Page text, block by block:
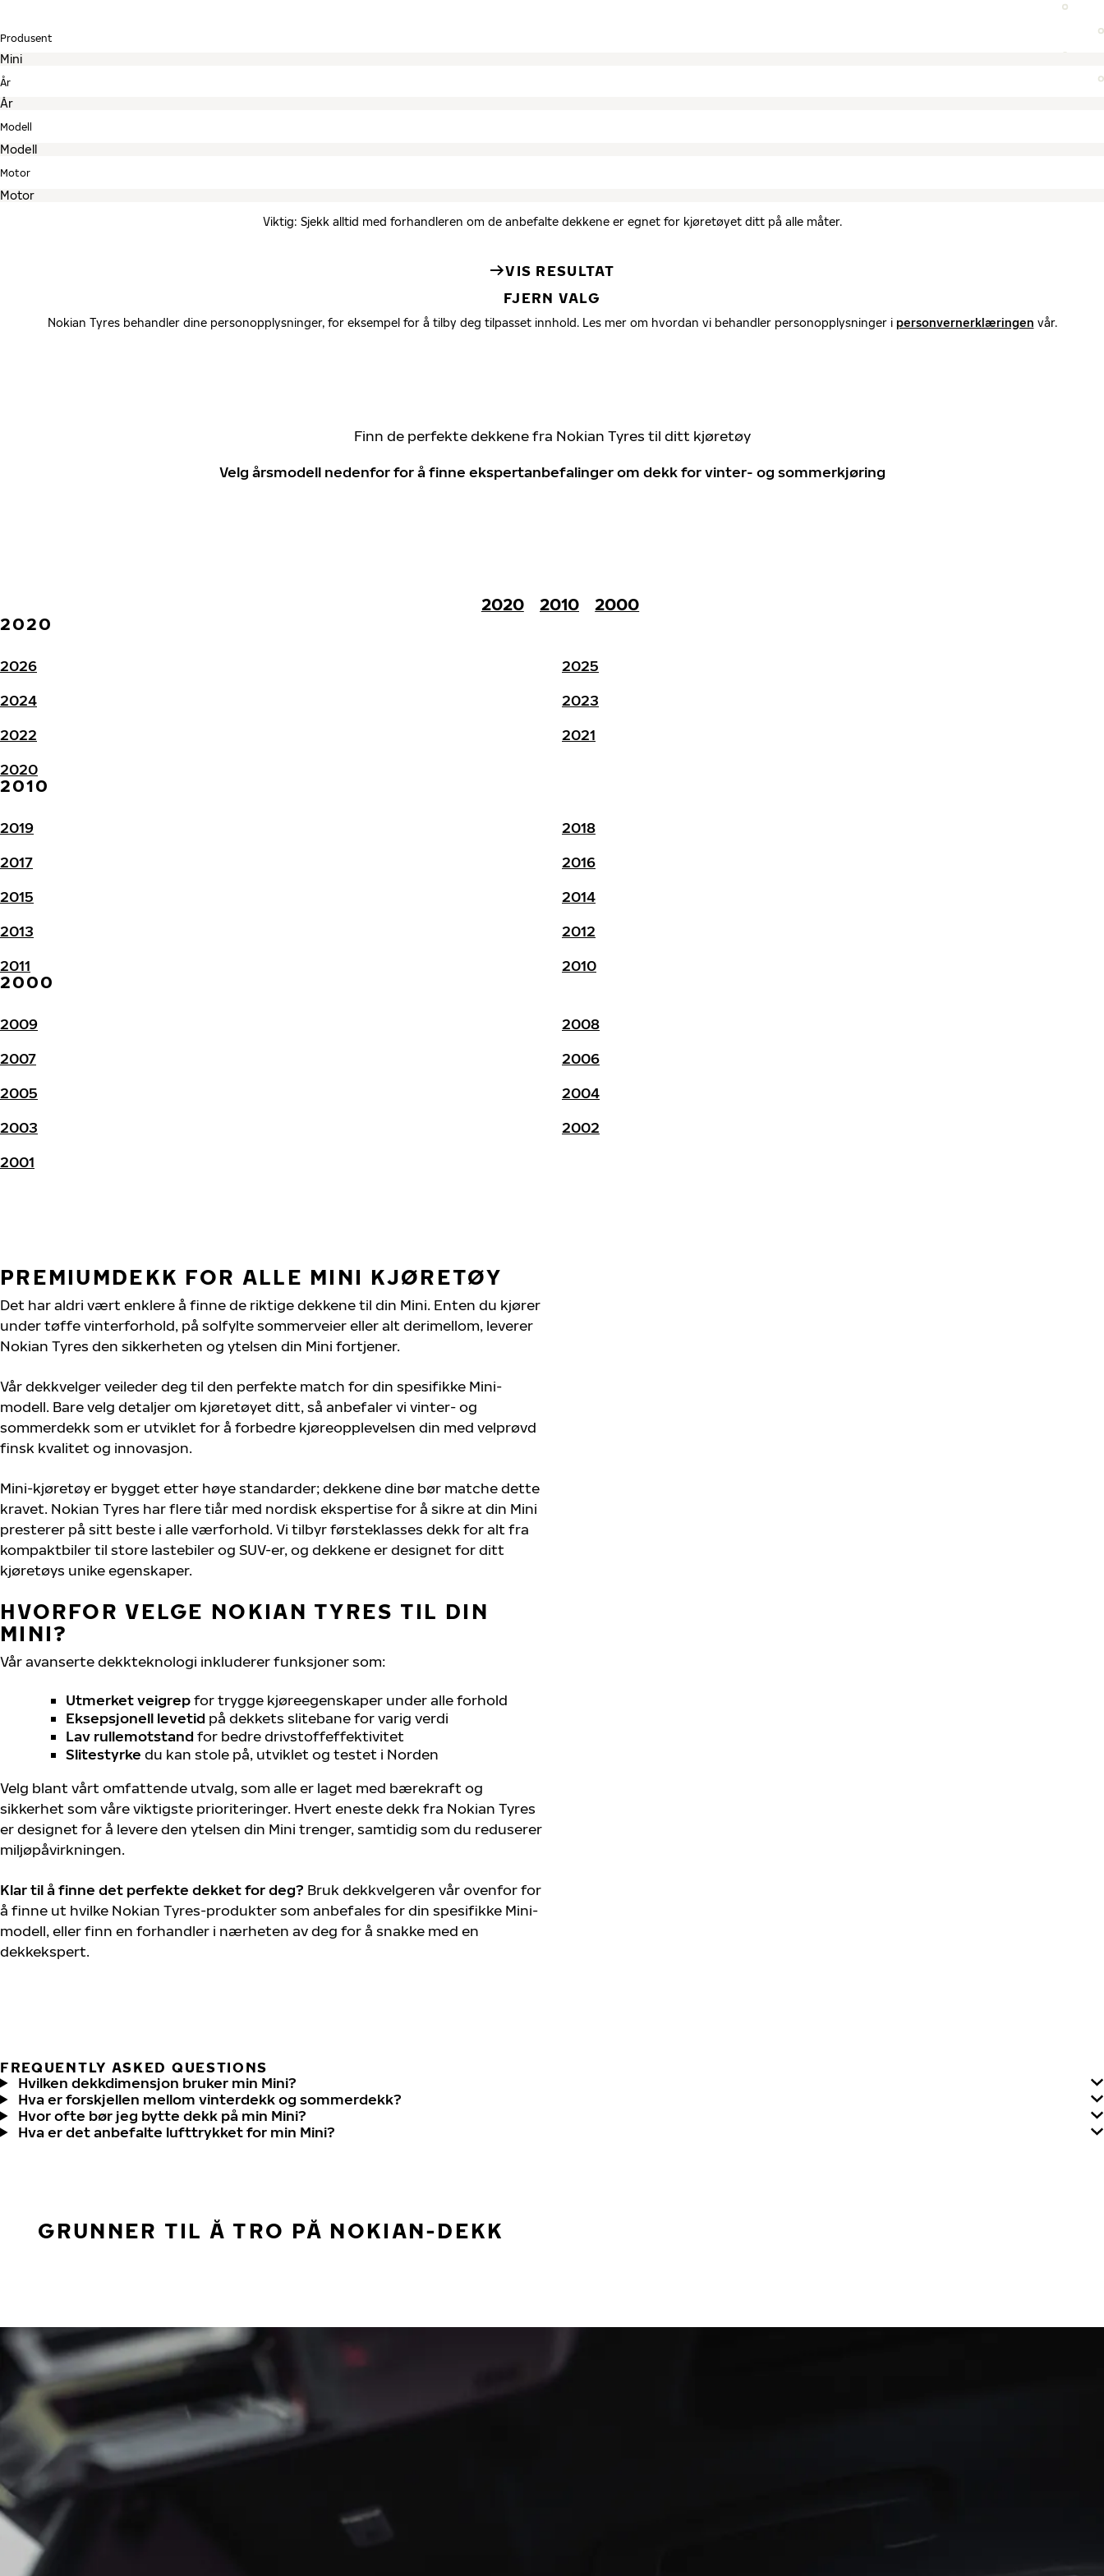
Produsent
År
Modell
Motor
Viktig: Sjekk alltid med forhandleren om de anbefalte dekkene er egnet for kjøretøyet ditt på alle måter.
VIS RESULTAT
FJERN VALG
Nokian Tyres behandler dine personopplysninger, for eksempel for å tilby deg tilpasset innhold. Les mer om hvordan vi behandler personopplysninger i personvernerklæringen vår.
Finn de perfekte dekkene fra Nokian Tyres til ditt kjøretøy
Velg årsmodell nedenfor for å finne ekspertanbefalinger om dekk for vinter- og sommerkjøring
2020 2010
2000
2020
2026
2025
2024
2023
2022
2021
2020
2010
2019
2018
2017
2016
2015
2014
2013
2012
2011
2010
2000
2009
2008
2007
2006
2005
2004
2003
2002
2001
PREMIUMDEKK FOR ALLE MINI KJØRETØY
Det har aldri vært enklere å finne de riktige dekkene til din Mini. Enten du kjører
under tøffe vinterforhold, på solfylte sommerveier eller alt derimellom, leverer
Nokian Tyres den sikkerheten og ytelsen din Mini fortjener.
Vår dekkvelger veileder deg til den perfekte match for din spesifikke Mini-
modell. Bare velg detaljer om kjøretøyet ditt, så anbefaler vi vinter- og
sommerdekk som er utviklet for å forbedre kjøreopplevelsen din med velprøvd
finsk kvalitet og innovasjon.
Mini-kjøretøy er bygget etter høye standarder; dekkene dine bør matche dette
kravet. Nokian Tyres har flere tiår med nordisk ekspertise for å sikre at din Mini
presterer på sitt beste i alle værforhold. Vi tilbyr førsteklasses dekk for alt fra
kompaktbiler til store lastebiler og SUV-er, og dekkene er designet for ditt
kjøretøys unike egenskaper.
HVORFOR VELGE NOKIAN TYRES TIL DIN
MINI?
Vår avanserte dekkteknologi inkluderer funksjoner som:
Utmerket veigrepfor trygge kjøreegenskaper under alle forhold
Eksepsjonell levetid på dekkets slitebane for varig verdi
Lav rullemotstand for bedre drivstoffeffektivitet
Slitestyrke du kan stole på, utviklet og testet i Norden
Velg blant vårt omfattende utvalg, som alle er laget med bærekraft og
sikkerhet som våre viktigste prioriteringer. Hvert eneste dekk fra Nokian Tyres
er designet for å levere den ytelsen din Mini trenger, samtidig som du reduserer
miljøpåvirkningen.
Klar til å finne det perfekte dekket for deg? Bruk dekkvelgeren vår ovenfor for
å finne ut hvilke Nokian Tyres-produkter som anbefales for din spesifikke Mini-
modell, eller finn en forhandler i nærheten av deg for å snakke med en
dekkekspert.
FREQUENTLY ASKED QUESTIONS
Hvilken dekkdimensjon bruker min Mini?
Hva er forskjellen mellom vinterdekk og sommerdekk?
Hvor ofte bør jeg bytte dekk på min Mini?
Hva er det anbefalte lufttrykket for min Mini?
GRUNNER TIL Å TRO PÅ NOKIAN-DEKK